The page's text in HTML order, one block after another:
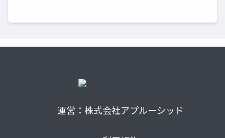
運営：株式会社アプルーシッド